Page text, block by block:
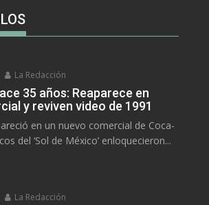
La Redacción
35 años: Reaparece en
y reviven video de 1991
en un nuevo comercial de Coca-
del ‘Sol de México’ enloquecieron...
La Redacción